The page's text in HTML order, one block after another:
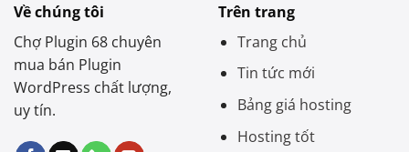
Về chúng tôi
Chợ Plugin 68 chuyên
mua bán Plugin
WordPress chất lượng,
uy tín.
Trên trang
Trang chủ
Tin tức mới
Bảng giá hosting
Hosting tốt